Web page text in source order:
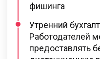
фишинга
Утренний
Работодателей
предоставлять